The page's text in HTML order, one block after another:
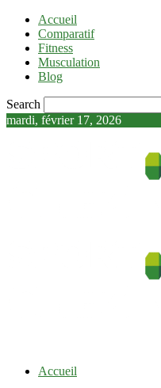
Accueil
Comparatif
Fitness
Musculation
Blog
Search
mardi, février 17, 2026
Accueil